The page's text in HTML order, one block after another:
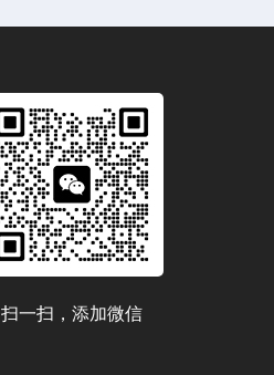
扫一扫，添加微信